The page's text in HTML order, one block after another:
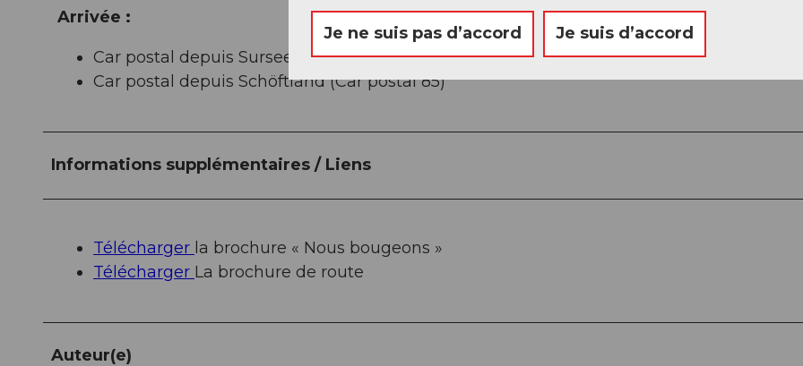
Arrivée :
Car postal depuis Sursee (Car postal 85)
Car postal depuis Schöftland (Car postal 85)
Informations supplémentaires / Liens
Télécharger la brochure « Nous bougeons »
Télécharger La brochure de route
Auteur(e)
Je ne suis pas d’accord Je suis d’accord